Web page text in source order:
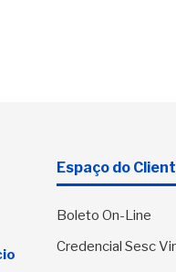
Espaço do
Boleto On-Line
Credencial Sesc